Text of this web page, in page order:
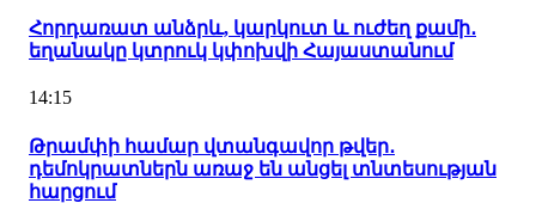
Հորդառատ անձրև, կարկուտ և ուժեղ քամի․
եղանակը կտրուկ կփոխվի Հայաստանում
14:15
Թրամփի համար վտանգավոր թվեր․
դեմոկրատներն առաջ են անցել տնտեսության
հարցում